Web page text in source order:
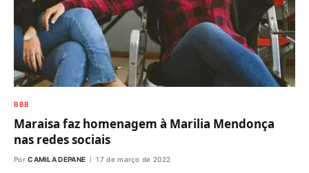
BBB
Maraisa faz homenagem à Marilia Mendonça
nas redes sociais
Por CAMILA DEPANE 17 de março de 2022